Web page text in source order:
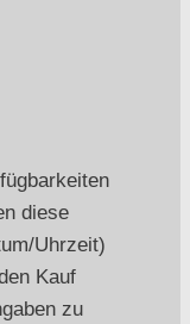
diese
Uhrzeit)
Kauf
zu